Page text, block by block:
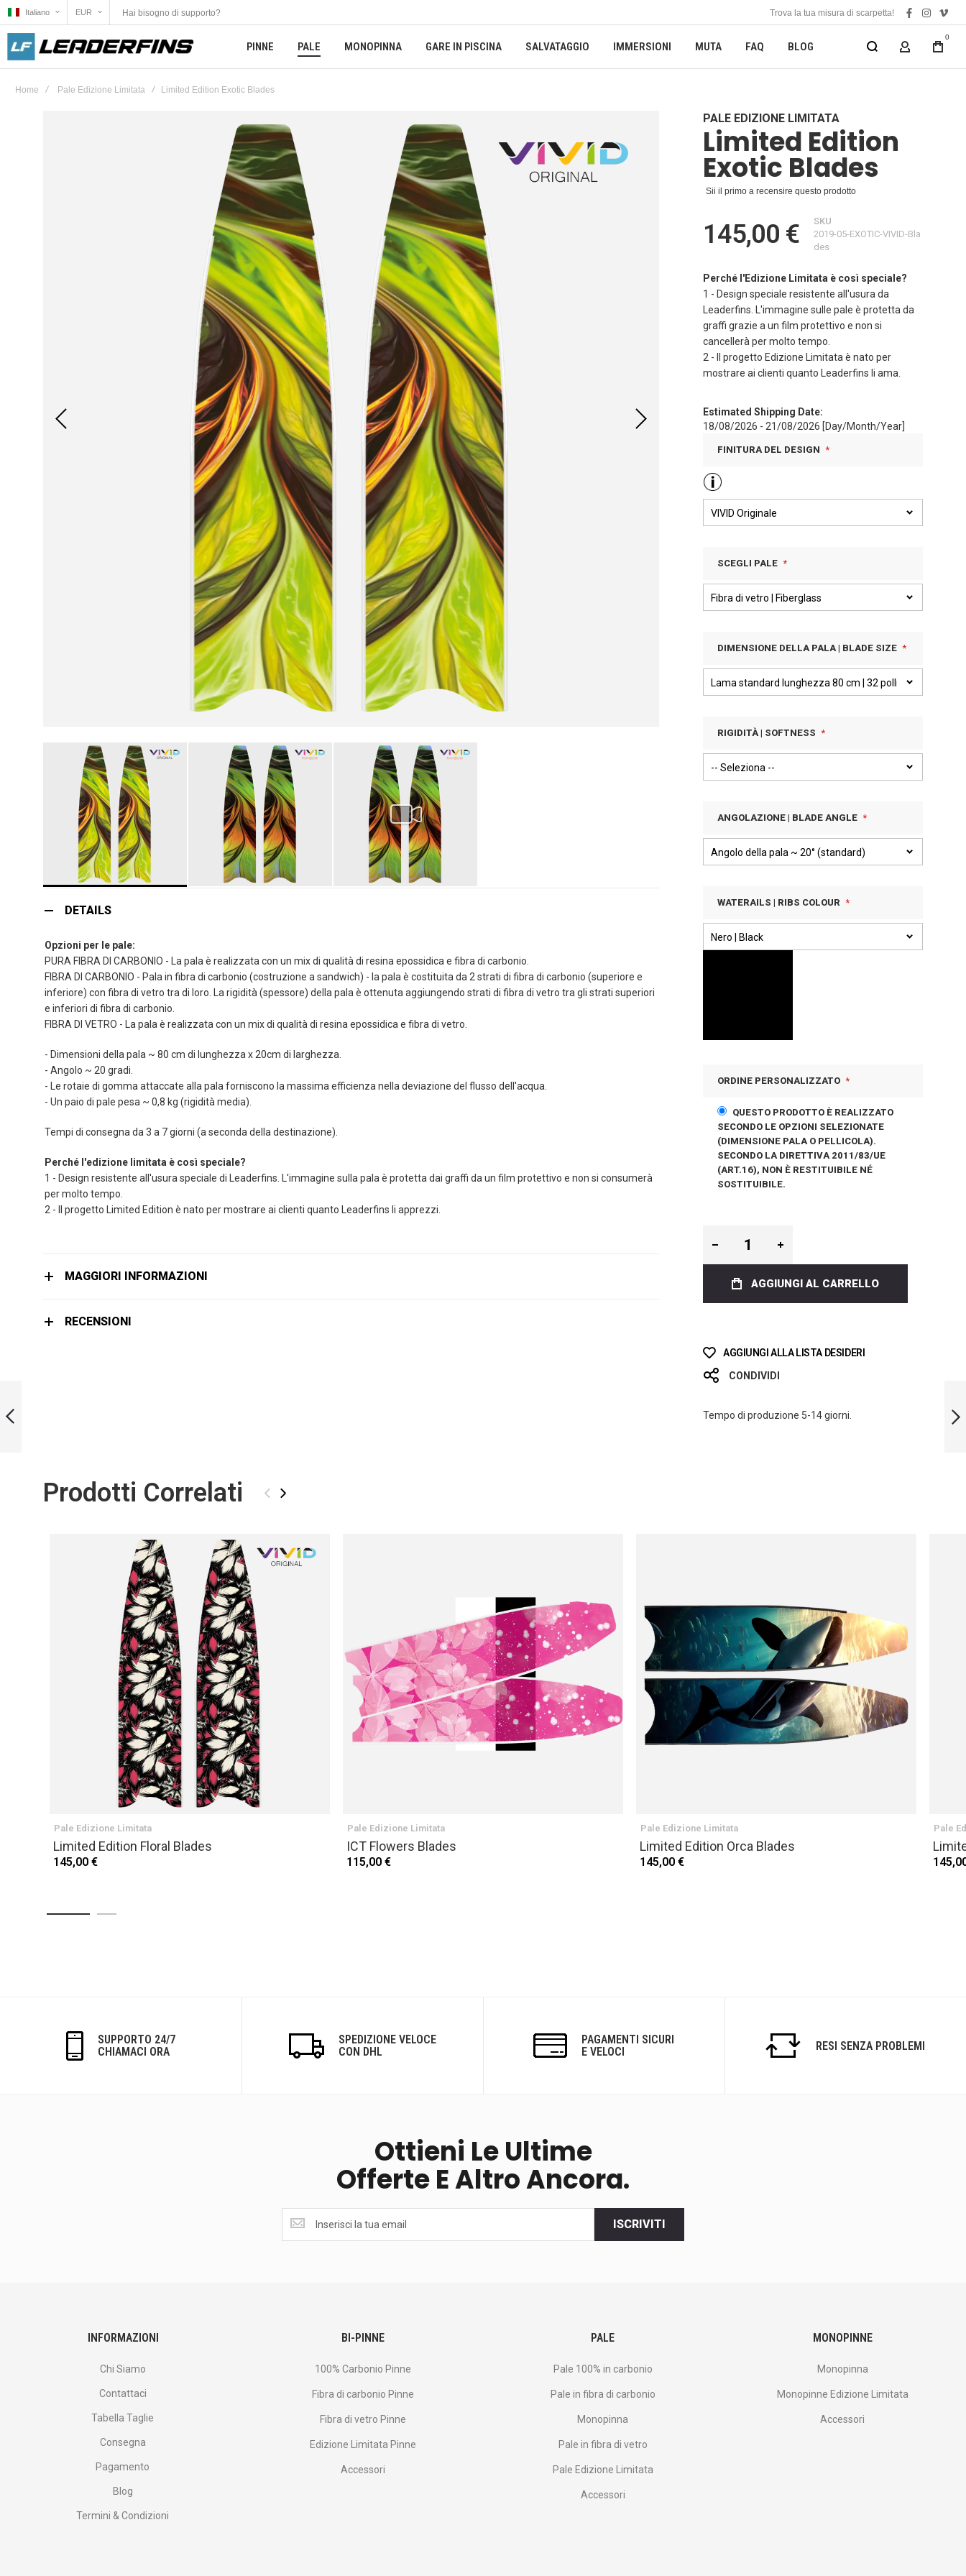
Italiano EUR Hai bisogno di supporto? Trova la tua misura di scarpetta!
facebook
PINNE PALE MONOPINNA GARE IN PISCINA SALVATAGGIO IMMERSIONI MUTA FAQ BLOG MY
0
Home Pale Edizione Limitata Limited Edition Exotic Blades
all'inizio
di
immagini
DETAILS
Opzioni per le pale:
PURA FIBRA DI CARBONIO - La pala è realizzata con un mix di qualità di resina epossidica e fibra di carbonio.
FIBRA DI CARBONIO - Pala in fibra di carbonio (costruzione a sandwich) - la pala è costituita da 2 strati di fibra di carbonio (superiore e
inferiore) con fibra di vetro tra di loro. La rigidità (spessore) della pala è ottenuta aggiungendo strati di fibra di vetro tra gli strati superiori
e inferiori di fibra di carbonio.
FIBRA DI VETRO - La pala è realizzata con un mix di qualità di resina epossidica e fibra di vetro.
- Dimensioni della pala ~ 80 cm di lunghezza x 20cm di larghezza.
- Angolo ~ 20 gradi.
- Le rotaie di gomma attaccate alla pala forniscono la massima efficienza nella deviazione del flusso dell'acqua.
- Un paio di pale pesa ~ 0,8 kg (rigidità media).
Tempi di consegna da 3 a 7 giorni (a seconda della destinazione).
Perché l'edizione limitata è così speciale?
1 - Design resistente all'usura speciale di Leaderfins. L'immagine sulla pala è protetta dai graffi da un film protettivo e non si consumerà
per molto tempo.
2 - Il progetto Limited Edition è nato per mostrare ai clienti quanto Leaderfins li apprezzi.
MAGGIORI INFORMAZIONI
RECENSIONI
PALE EDIZIONE LIMITATA
Limited Edition
Exotic Blades
Sii il primo a recensire questo prodotto
145,00 €
SKU
2019-05-EXOTIC-VIVID-Bla
des
Perché l'Edizione Limitata è così speciale?
1 - Design speciale resistente all'usura da
Leaderfins. L'immagine sulle pale è protetta da
graffi grazie a un film protettivo e non si
cancellerà per molto tempo.
2 - Il progetto Edizione Limitata è nato per
mostrare ai clienti quanto Leaderfins li ama.
Estimated Shipping Date:
18/08/2026 - 21/08/2026 [Day/Month/Year]
FINITURA DEL DESIGN
SCEGLI PALE
DIMENSIONE DELLA PALA | BLADE SIZE
RIGIDITÀ | SOFTNESS
ANGOLAZIONE | BLADE ANGLE
WATERAILS | RIBS COLOUR
ORDINE PERSONALIZZATO
QUESTO PRODOTTO È REALIZZATO
SECONDO LE OPZIONI SELEZIONATE
(DIMENSIONE PALA O PELLICOLA).
SECONDO LA DIRETTIVA 2011/83/UE
(ART.16), NON È RESTITUIBILE NÉ
SOSTITUIBILE.
AGGIUNGI AL CARRELLO
AGGIUNGI ALLA LISTA DESIDERI
CONDIVIDI
Tempo di produzione 5-14 giorni.
Prodotti Correlati ‹ ›
Pale Edizione Limitata
Limited Edition Floral Blades
145,00 €
Pale Edizione Limitata
ICT Flowers Blades
115,00 €
Pale Edizione Limitata
Limited Edition Orca Blades
145,00 €
Pale
SUPPORTO 24/7
CHIAMACI ORA
SPEDIZIONE VELOCE
CON DHL
PAGAMENTI SICURI
E VELOCI
RESI SENZA PROBLEMI
Ottieni Le Ultime
Offerte E Altro Ancora.
ultime
ISCRIVITI
INFORMAZIONI
Chi Siamo
Contattaci
Tabella Taglie
Consegna
Pagamento
Blog
Termini & Condizioni
BI-PINNE
100% Carbonio Pinne
Fibra di carbonio Pinne
Fibra di vetro Pinne
Edizione Limitata Pinne
Accessori
PALE
Pale 100% in carbonio
Pale in fibra di carbonio
Monopinna
Pale in fibra di vetro
Pale Edizione Limitata
Accessori
MONOPINNE
Monopinna
Monopinne Edizione Limitata
Accessori